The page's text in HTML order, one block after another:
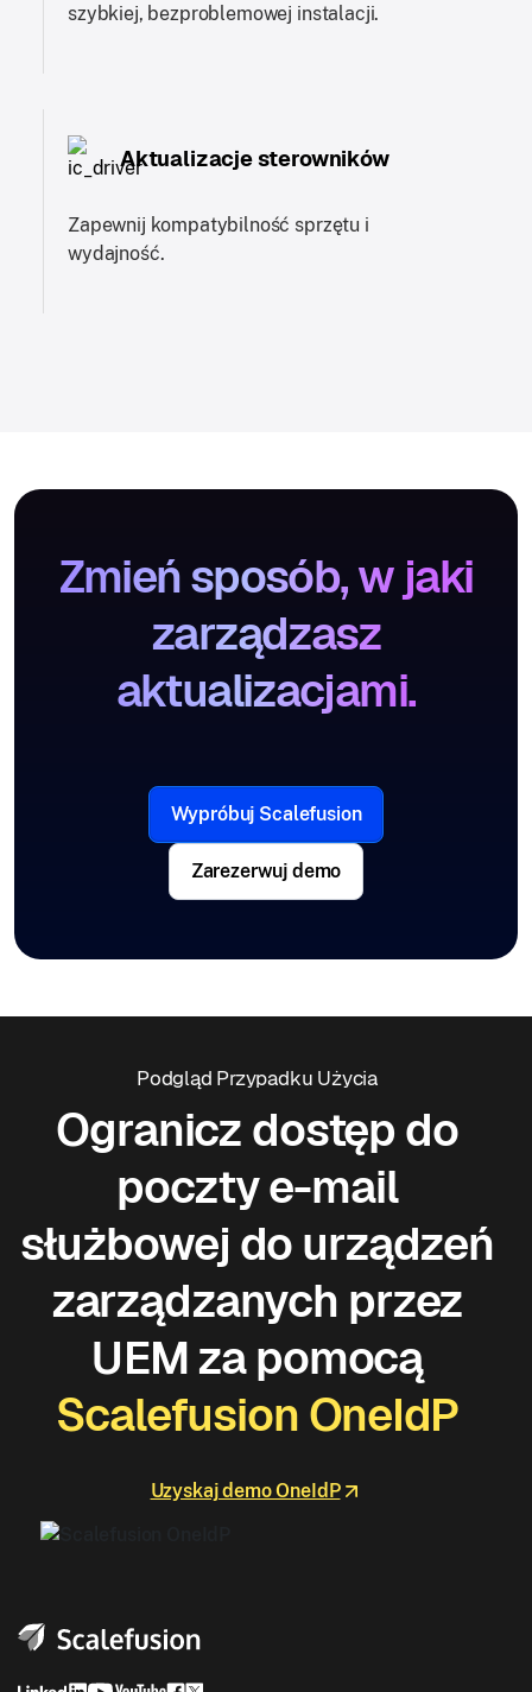
szybkiej, bezproblemowej instalacji.
Aktualizacje sterowników
Zapewnij kompatybilność sprzętu i
wydajność.
Zmień sposób, w jaki
zarządzasz
aktualizacjami.
Wypróbuj Scalefusion
Zarezerwuj demo
Podgląd Przypadku Użycia
Ogranicz dostęp do
poczty e-mail
służbowej do urządzeń
zarządzanych przez
UEM za pomocą
Scalefusion OneIdP
Uzyskaj demo OneIdP